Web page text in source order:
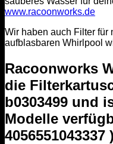
www.racoonworks.de
Wir haben auch Filter für
aufblasbaren Whirlpool
Racoonworks
die
b0303499 und
Modelle
4056551043337 )